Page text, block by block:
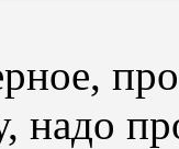
надо